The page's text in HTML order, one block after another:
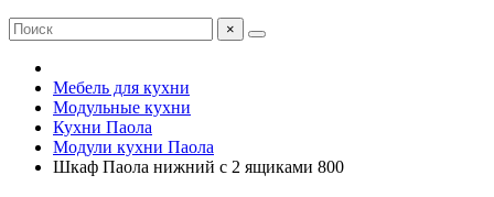
×
Мебель для кухни
Модульные кухни
Кухни Паола
Модули кухни Паола
Шкаф Паола нижний с 2 ящиками 800